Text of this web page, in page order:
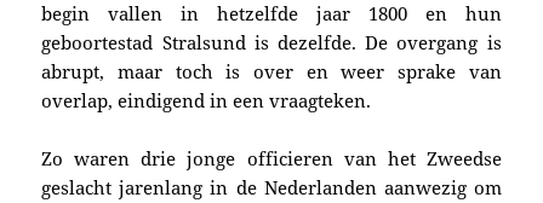
begin vallen in hetzelfde jaar 1800 en hun
geboortestad Stralsund is dezelfde. De overgang is
abrupt, maar toch is over en weer sprake van
overlap, eindigend in een vraagteken.
Zo waren drie jonge officieren van het Zweedse
geslacht jarenlang in de Nederlanden aanwezig om